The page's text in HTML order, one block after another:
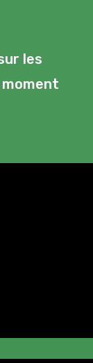
les
moment